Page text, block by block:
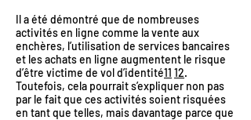
Il a été démontré que de nombreuses
activités en ligne comme la vente aux
enchères, l’utilisation de services bancaires
et les achats en ligne augmentent le risque
d’être victime de vol d’identité11 12.
Toutefois, cela pourrait s’expliquer non pas
par le fait que ces activités soient risquées
en tant que telles, mais davantage parce que